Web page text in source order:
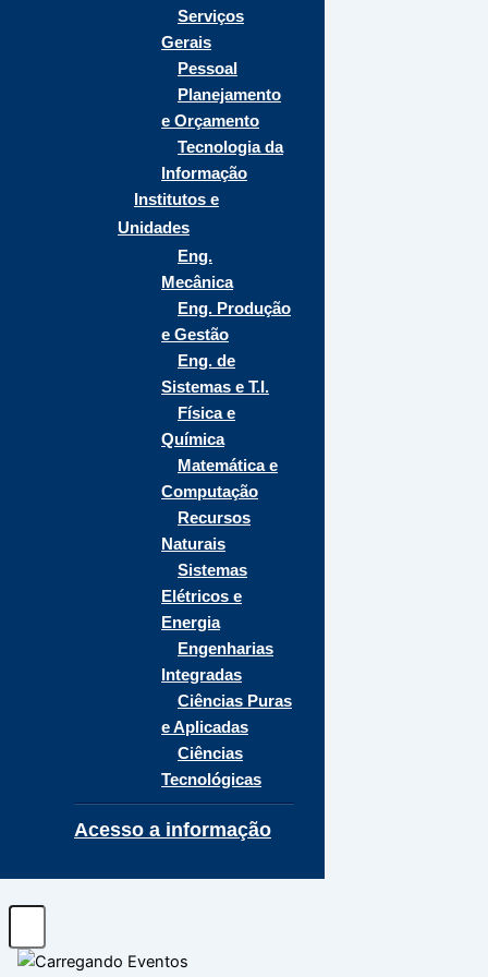
Serviços
Gerais
Pessoal
Planejamento
e Orçamento
Tecnologia da
Informação
Institutos e
Unidades
Eng.
Mecânica
Eng. Produção
e Gestão
Eng. de
Sistemas e T.I.
Física e
Química
Matemática e
Computação
Recursos
Naturais
Sistemas
Elétricos e
Energia
Engenharias
Integradas
Ciências Puras
e Aplicadas
Ciências
Tecnológicas
Acesso a informação